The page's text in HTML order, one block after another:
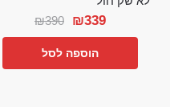
₪390 ₪339
הוספה לסל